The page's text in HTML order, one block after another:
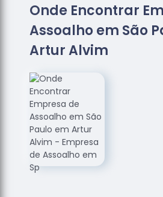
Empresas
Assoalhos
de Madeira
Assoalhos
Raspagem
de
Assoalhos
Raspagem
de Tacos
Onde Encontrar
Assoalho em São
Artur Alvim